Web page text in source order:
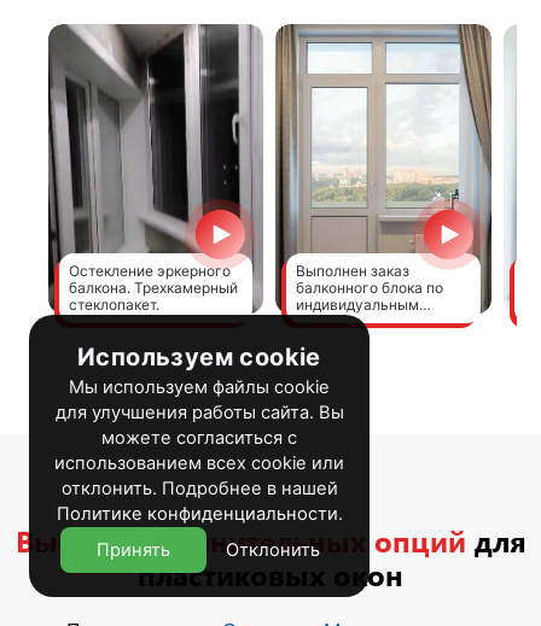
Используем cookie
Мы используем файлы cookie
для улучшения работы сайта. Вы
можете согласиться с
использованием всех cookie или
отклонить. Подробнее в нашей
Политике конфиденциальности.
Принять
Отклонить
Остекление эркерного
балкона. Трехкамерный
стеклопакет.
Выполнен заказ
балконного блока по
индивидуальным
размерам
Выбор дополнительных опций для
пластиковых окон